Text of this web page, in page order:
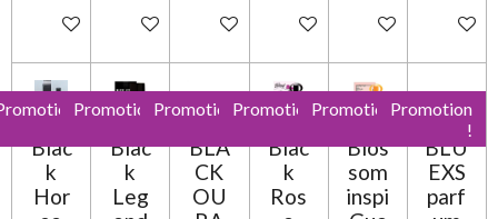
Ajouter au panierAjouter au panierAjouter au panierAjouter au panierAjouter au panier
Ajouter
Blac
k
Hor
Promotion
Blac
k
Leg
Promotion
BLA
CK
OU
Promotion
Blac
k
Ros
Promotion
Blos
som
inspi
Promotion
!
BLU
EXS
parf